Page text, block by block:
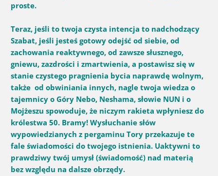
proste.
Teraz, jeśli to twoja czysta intencja to nadchodzący
Szabat, jeśli jesteś gotowy odejść od siebie, od
zachowania reaktywnego, od zawsze słusznego,
gniewu, zazdrości i zmartwienia, a postawisz się w
stanie czystego pragnienia bycia naprawdę wolnym,
także od obwiniania innych, nagle twoja wiedza o
tajemnicy o Góry Nebo, Neshama, słowie NUN i o
Mojżeszu spowoduje, że niczym rakieta wpłyniesz do
królestwa 50. Bramy! Wysłuchanie słów
wypowiedzianych z pergaminu Tory przekazuje te
fale świadomości do twojego istnienia. Uaktywni to
prawdziwy twój umysł (świadomość) nad materią
bez względu na dalsze obrzędy.